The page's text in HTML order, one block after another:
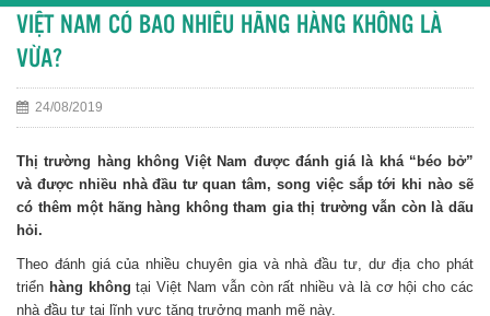
VIỆT NAM CÓ BAO NHIÊU HÃNG HÀNG KHÔNG LÀ
VỪA?
24/08/2019
Thị trường hàng không Việt Nam được đánh giá là khá “béo bở”
và được nhiều nhà đầu tư quan tâm, song việc sắp tới khi nào sẽ
có thêm một hãng hàng không tham gia thị trường vẫn còn là dấu
hỏi.
Theo đánh giá của nhiều chuyên gia và nhà đầu tư, dư địa cho phát
triển hàng không tại Việt Nam vẫn còn rất nhiều và là cơ hội cho các
nhà đầu tư tại lĩnh vực tăng trưởng mạnh mẽ này.